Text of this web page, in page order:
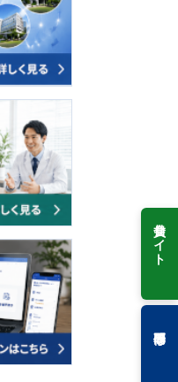
会員サイト